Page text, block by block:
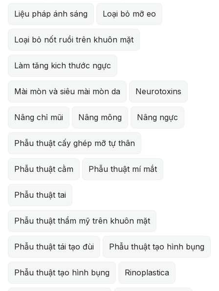
Liệu pháp ánh sáng Loại bỏ mỡ eo
Loại bỏ nốt ruồi trên khuôn mặt
Làm tăng kich thước ngực
Mài mòn và siêu mài mòn da Neurotoxins
Nâng chỉ mũi Nâng mông Nâng ngực
Phẫu thuật cấy ghép mỡ tự thân
Phẫu thuật cằm Phẫu thuật mí mắt
Phẫu thuật tai
Phẫu thuật thẩm mỹ trên khuôn mặt
Phẫu thuật tái tạo đùi Phẫu thuật tạo hình bụng
Phẫu thuật tạo hình bụng Rinoplastica